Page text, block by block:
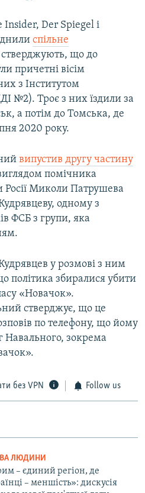
Insider, Der Spiegel і
спільне
що до
причетні вісім
з Інститутом
№2). Троє з них їздили за
а потім до Томська, де
2020 року.
випустив другу частину
помічника
Росії Миколи Патрушева
одному з
ФСБ з групи, яка
у розмові з ним
політика збиралися убити
«Новачок».
стверджує, що це
по телефону, що йому
Навального, зокрема
без VPN Follow us
ЛЮДИНИ
– єдиний регіон, де
– меншість»: дискусія